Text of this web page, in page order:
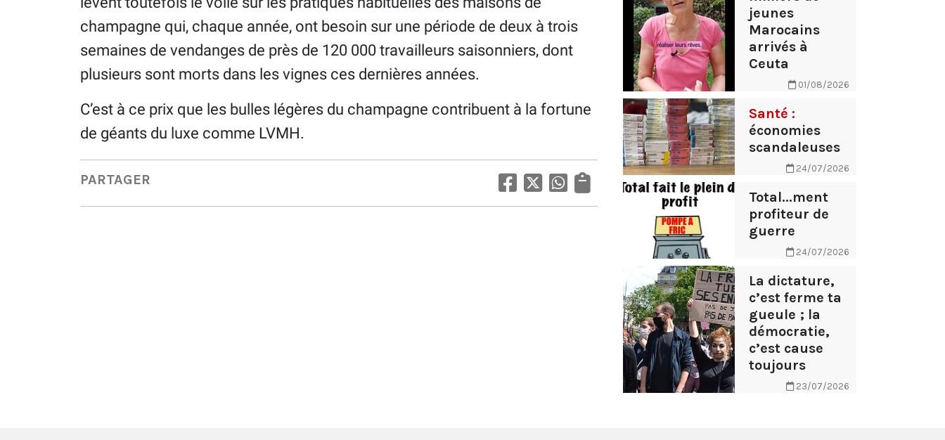
champagne qui, chaque année, ont besoin sur une période de deux à trois
semaines de vendanges de près de 120 000 travailleurs saisonniers, dont
plusieurs sont morts dans les vignes ces dernières années.
C’est à ce prix que les bulles légères du champagne contribuent à la fortune
de géants du luxe comme LVMH.
PARTAGER
jeunes
Marocains
arrivés à
Ceuta
01/08/2026
Santé :
économies
scandaleuses
24/07/2026
Total...ment
profiteur de
guerre
24/07/2026
La dictature,
c’est ferme ta
gueule ; la
démocratie,
c’est cause
toujours
23/07/2026